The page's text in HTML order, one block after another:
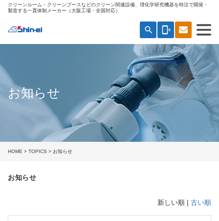
クリーンルーム・クリーンブースなどのクリーン関連設備、理化学研究機器を特注で開発・
製造する一貫体制メーカー（大阪工場・全国対応）
search phonelink_ring
お知らせ
HOME > TOPICS > お知らせ
お知らせ
新しい順 | 古い順